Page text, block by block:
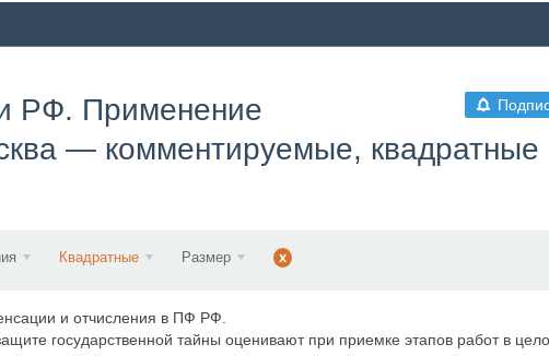
РФ. Применение
— комментируемые, квадратные
Квадратные Размер x
и отчисления в ПФ РФ.
государственной тайны оценивают при приемке этапов работ в